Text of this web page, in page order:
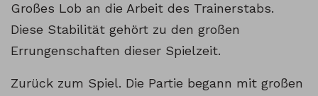
Großes Lob an die Arbeit des Trainerstabs.
Diese Stabilität gehört zu den großen
Errungenschaften dieser Spielzeit.
Zurück zum Spiel. Die Partie begann mit großen